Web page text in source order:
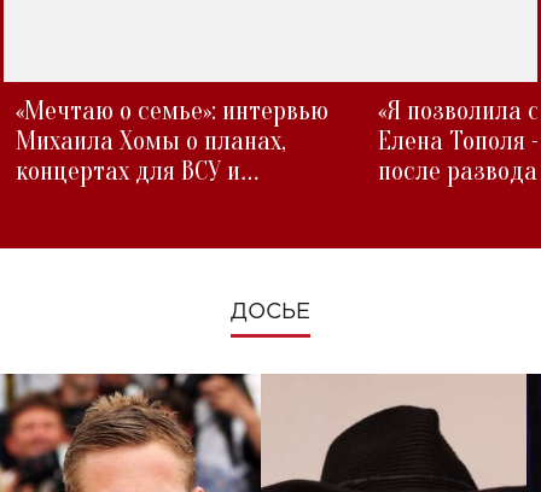
«Мечтаю о семье»: интервью
Михаила Хомы о планах,
концертах для ВСУ и
«Я позволила
Елена Тополя
после развода
ДОСЬЕ